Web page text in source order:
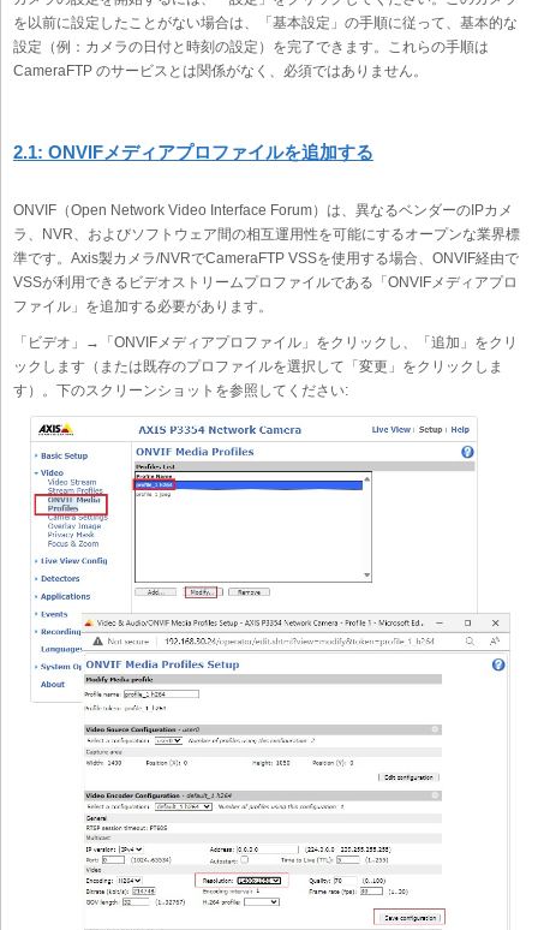
を以前に設定したことがない場合は、「基本設定」の手順に従って、基本的な
設定（例：カメラの日付と時刻の設定）を完了できます。これらの手順は
CameraFTP のサービスとは関係がなく、必須ではありません。
2.1: ONVIFメディアプロファイルを追加する
ONVIF（Open Network Video Interface Forum）は、異なるベンダーのIPカメ
ラ、NVR、およびソフトウェア間の相互運用性を可能にするオープンな業界標
準です。Axis製カメラ/NVRでCameraFTP VSSを使用する場合、ONVIF経由で
VSSが利用できるビデオストリームプロファイルである「ONVIFメディアプロ
ファイル」を追加する必要があります。
「ビデオ」→「ONVIFメディアプロファイル」をクリックし、「追加」をクリ
ックします（または既存のプロファイルを選択して「変更」をクリックしま
す）。下のスクリーンショットを参照してください: